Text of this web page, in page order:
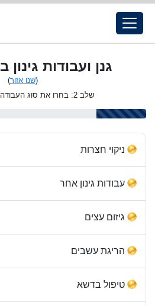
גנן ועבודות גינון בCupertino
(שנו אזור)
שלב 2: בחרו את סוג העבודה שאתם צריכים.
ניקוי חצרות
עבודות גינון אחר
גיזום עצים
הריגת עשבים
טיפול בדשא